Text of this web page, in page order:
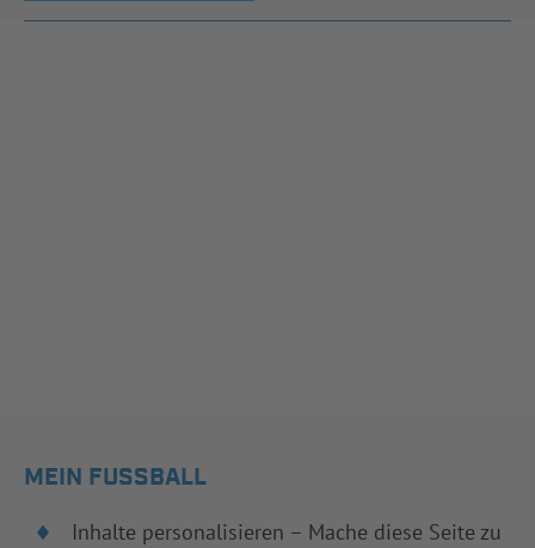
MEIN FUSSBALL
Inhalte personalisieren – Mache diese Seite zu